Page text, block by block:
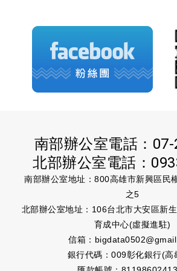
南部辦公室電話：
北部辦公室電話：
南部辦公室地址：800高雄市新興區民
之5
北部辦公室地址：106台北市大安區新
育成中心(虛擬進駐)
信箱：
銀行代碼：009彰化銀行(高